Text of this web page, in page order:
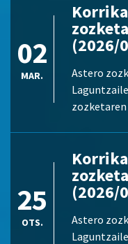
02
MAR.
(2026/
Astero
zozketaren
25
OTS.
(2026/
Astero